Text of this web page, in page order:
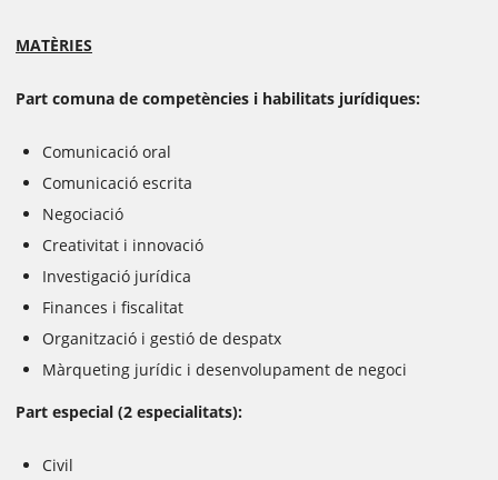
MATÈRIES
Part comuna de competències i habilitats jurídiques:
Comunicació oral
Comunicació escrita
Negociació
Creativitat i innovació
Investigació jurídica
Finances i fiscalitat
Organització i gestió de despatx
Màrqueting jurídic i desenvolupament de negoci
Part especial (2 especialitats):
Civil